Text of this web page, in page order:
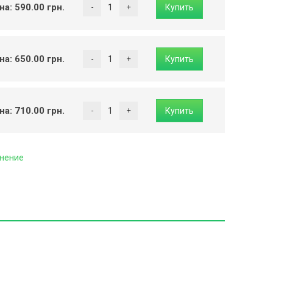
590.00 грн.
650.00 грн.
710.00 грн.